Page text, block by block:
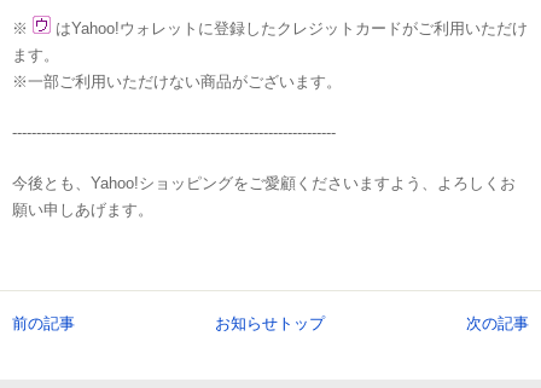
※
はYahoo!ウォレットに登録したクレジットカードがご利用いただけ
ます。
※一部ご利用いただけない商品がございます。
-------------------------------------------------------------------
今後とも、Yahoo!ショッピングをご愛顧くださいますよう、よろしくお
願い申しあげます。
前の記事 お知らせトップ 次の記事